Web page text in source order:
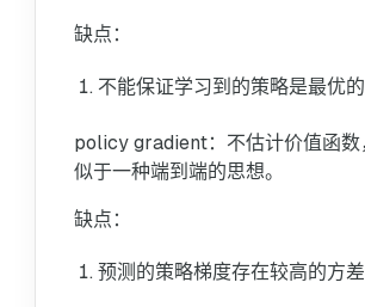
缺点：
不能保证学习到的策略是最优
policy gradient：不估计价值函数
似于一种端到端的思想。
缺点：
预测的策略梯度存在较高的方差